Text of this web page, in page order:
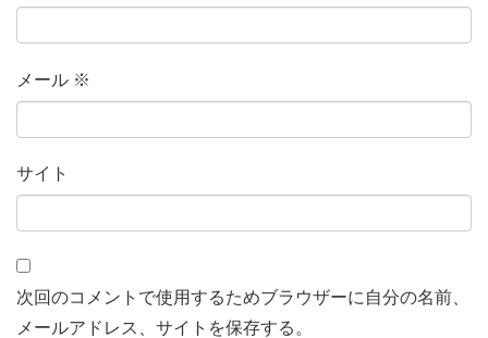
メール ※
サイト
次回のコメントで使用するためブラウザーに自分の名前、
メールアドレス、サイトを保存する。